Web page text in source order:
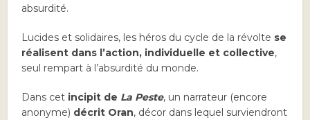
absurdité.
Lucides et solidaires, les héros du cycle de la révolte se
réalisent dans l’action, individuelle et collective,
seul rempart à l’absurdité du monde.
Dans cet incipit de La Peste, un narrateur (encore
anonyme) décrit Oran, décor dans lequel surviendront